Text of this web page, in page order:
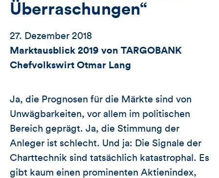
Überraschungen“
27. Dezember 2018
Marktausblick 2019 von TARGOBANK
Chefvolkswirt Otmar Lang
Ja, die Prognosen für die Märkte sind von
Unwägbarkeiten, vor allem im politischen
Bereich geprägt. Ja, die Stimmung der
Anleger ist schlecht. Und ja: Die Signale der
Charttechnik sind tatsächlich katastrophal. Es
gibt kaum einen prominenten Aktienindex,